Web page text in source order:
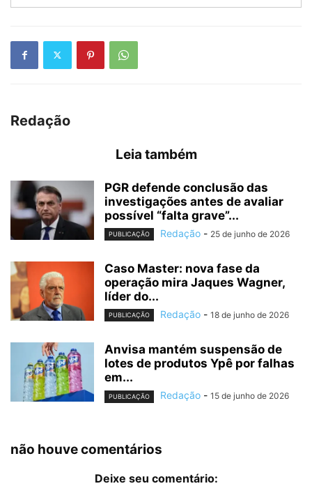
Redação
Leia também
PGR defende conclusão das
investigações antes de avaliar
possível “falta grave”...
PUBLICAÇÃO Redação - 25 de junho de 2026
Caso Master: nova fase da
operação mira Jaques Wagner,
líder do...
PUBLICAÇÃO Redação - 18 de junho de 2026
Anvisa mantém suspensão de
lotes de produtos Ypê por falhas
em...
PUBLICAÇÃO Redação - 15 de junho de 2026
não houve comentários
Deixe seu comentário: